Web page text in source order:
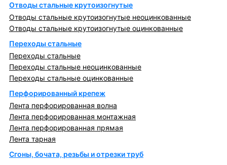
Отводы стальные крутоизогнутые
Отводы стальные крутоизогнутые неоцинкованные
Отводы стальные крутоизогнутые оцинкованные
Переходы стальные
Переходы стальные
Переходы стальные неоцинкованные
Переходы стальные оцинкованные
Перфорированный крепеж
Лента перфорированная волна
Лента перфорированная монтажная
Лента перфорированная прямая
Лента тарная
Сгоны, бочата, резьбы и отрезки труб